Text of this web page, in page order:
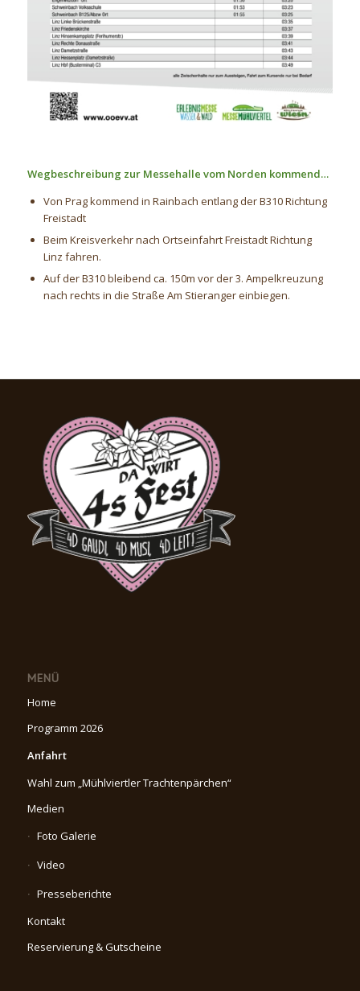
Wegbeschreibung zur Messehalle vom Norden kommend…
Von Prag kommend in Rainbach entlang der B310 Richtung
Freistadt
Beim Kreisverkehr nach Ortseinfahrt Freistadt Richtung
Linz fahren.
Auf der B310 bleibend ca. 150m vor der 3. Ampelkreuzung
nach rechts in die Straße Am Stieranger einbiegen.
MENÜ
Home
Programm 2026
Anfahrt
Wahl zum „Mühlviertler Trachtenpärchen“
Medien
Foto Galerie
Video
Presseberichte
Kontakt
Reservierung & Gutscheine